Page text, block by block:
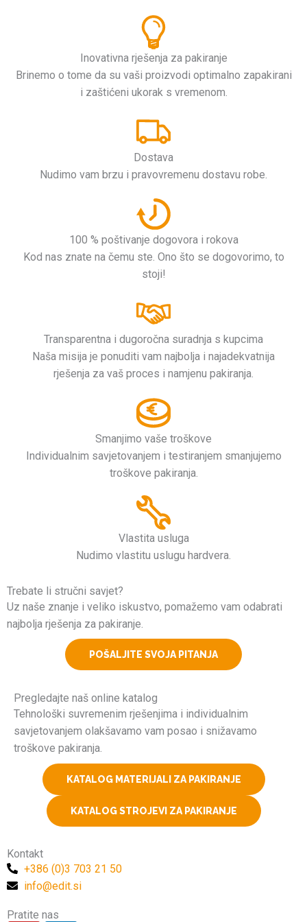
Inovativna rješenja za pakiranje
Brinemo o tome da su vaši proizvodi optimalno zapakirani
i zaštićeni ukorak s vremenom.
Dostava
Nudimo vam brzu i pravovremenu dostavu robe.
100 % poštivanje dogovora i rokova
Kod nas znate na čemu ste. Ono što se dogovorimo, to
stoji!
Transparentna i dugoročna suradnja s kupcima
Naša misija je ponuditi vam najbolja i najadekvatnija
rješenja za vaš proces i namjenu pakiranja.
Smanjimo vaše troškove
Individualnim savjetovanjem i testiranjem smanjujemo
troškove pakiranja.
Vlastita usluga
Nudimo vlastitu uslugu hardvera.
Trebate li stručni savjet?
Uz naše znanje i veliko iskustvo, pomažemo vam odabrati
najbolja rješenja za pakiranje.
POŠALJITE SVOJA PITANJA
Pregledajte naš online katalog
Tehnološki suvremenim rješenjima i individualnim
savjetovanjem olakšavamo vam posao i snižavamo
troškove pakiranja.
KATALOG MATERIJALI ZA PAKIRANJE
KATALOG STROJEVI ZA PAKIRANJE
Kontakt
+386 (0)3 703 21 50
info@edit.si
Pratite nas